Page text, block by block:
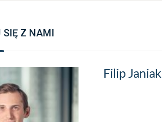
Z NAMI
Filip Janiak